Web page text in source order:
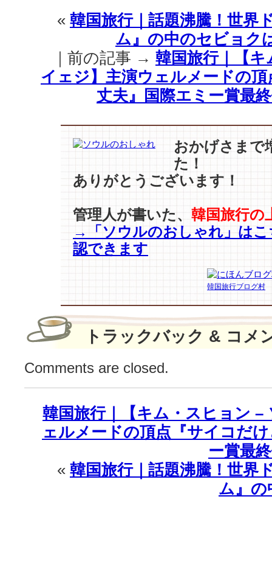
挙！
『イ
カ
ゲ
ー
ム』
NETFLIX
ラ
マ
[世
新
た
な
を
書
換
た！
« 韓国旅行｜話題沸騰！世界
ム』の中のセビョク
｜前の記事 → 韓国旅行｜【
イェジ】主演ウェルメードの
丈夫』国際エミー賞最
おかげさまで
た！
ありがとうございます！
管理人が書いた、 韓国旅行の
→「ソウルのおしゃれ」はこ
認できます
韓国旅行ブログ村
トラックバック & コメ
Comments are closed.
韓国旅行｜【キム・スヒョン –
ェルメードの頂点『サイコだ
ー賞最
« 韓国旅行｜話題沸騰！世界
ム』の